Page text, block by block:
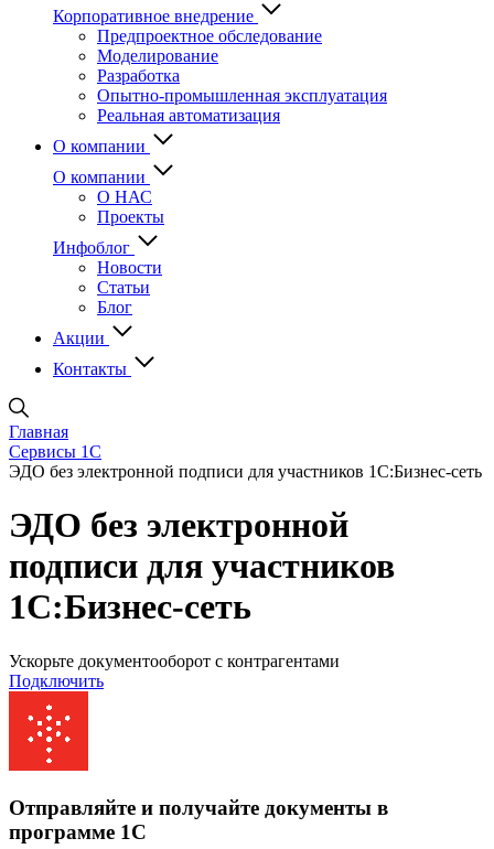
Корпоративное внедрение
Предпроектное обследование
Моделирование
Разработка
Опытно-промышленная эксплуатация
Реальная автоматизация
О компании
О компании
О НАС
Проекты
Инфоблог
Новости
Статьи
Блог
Акции
Контакты
Главная
Сервисы 1С
ЭДО без электронной подписи для участников 1С:Бизнес-сеть
ЭДО без электронной
подписи для участников
1С:Бизнес-сеть
Ускорьте документооборот с контрагентами
Подключить
Отправляйте и получайте документы в
программе 1С